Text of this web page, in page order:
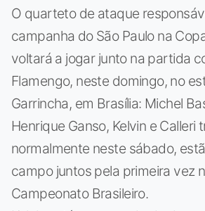
O quarteto de ataque
campanha do São Paulo na
voltará a jogar junto na partida
Flamengo, neste domingo, no
Garrincha, em Brasília: Michel
Henrique Ganso, Kelvin e Calleri
normalmente neste sábado,
campo juntos pela primeira vez
Campeonato Brasileiro.